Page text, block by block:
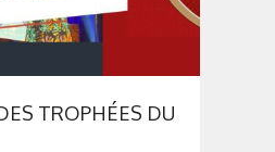
TROPHÉES DU